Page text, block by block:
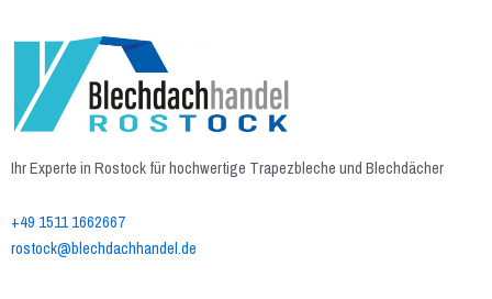
Ihr Experte in Rostock für hochwertige Trapezbleche und Blechdächer
+49 1511 1662667
rostock@blechdachhandel.de